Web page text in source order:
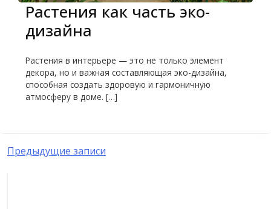
Растения как часть эко-
дизайна
Растения в интерьере — это не только элемент
декора, но и важная составляющая эко-дизайна,
способная создать здоровую и гармоничную
атмосферу в доме. […]
Навигация
Предыдущие записи